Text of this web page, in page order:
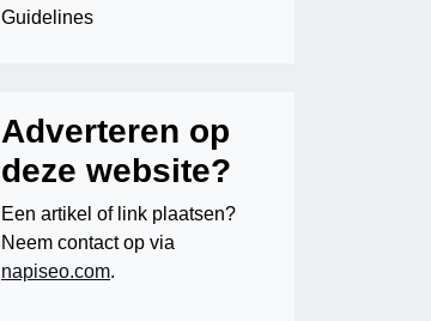
Guidelines
Adverteren op
deze website?
Een artikel of link plaatsen?
Neem contact op via
napiseo.com.